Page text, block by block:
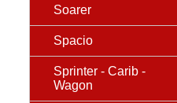
Soarer
Spacio
Sprinter - Carib -
Wagon